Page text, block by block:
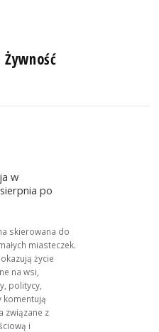
w
po
skierowana do
miasteczek.
życie
na wsi,
politycy,
komentują
związane z
i